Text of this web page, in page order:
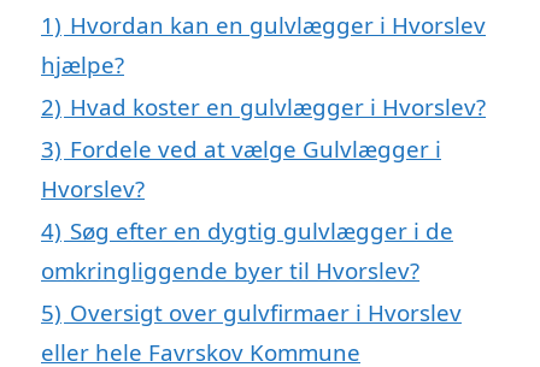
1) Hvordan kan en gulvlægger i Hvorslev
hjælpe?
2) Hvad koster en gulvlægger i Hvorslev?
3) Fordele ved at vælge Gulvlægger i
Hvorslev?
4) Søg efter en dygtig gulvlægger i de
omkringliggende byer til Hvorslev?
5) Oversigt over gulvfirmaer i Hvorslev
eller hele Favrskov Kommune